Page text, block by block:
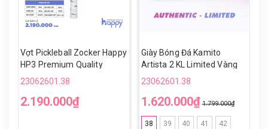
Vợt Pickleball Zocker Happy
HP3 Premium Quality
23062601.38
2.190.000₫
Giày Bóng Đá Kamito
Artista 2 KL Limited Vàng
Đen TF
23062601.38
1.620.000₫ 1.799.000₫
38 39 40 41 42